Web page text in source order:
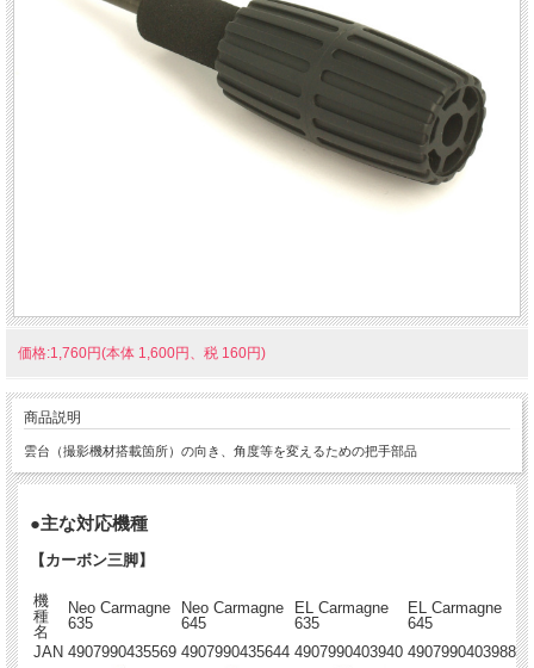
価格:1,760円(本体 1,600円、税 160円)
商品説明
雲台（撮影機材搭載箇所）の向き、角度等を変えるための把手部品
●主な対応機種
【カーボン三脚】
機
種
名
Neo Carmagne
635
Neo Carmagne
645
EL Carmagne
635
EL Carmagne
645
JAN 4907990435569 4907990435644 4907990403940 4907990403988